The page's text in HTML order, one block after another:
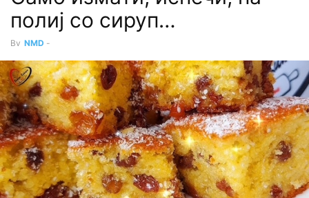
полиј со сируп…
By NMD -